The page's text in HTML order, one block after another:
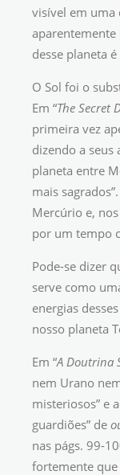
visível em uma
aparentemente
desse planeta
O Sol foi o
Em “The Secret
primeira vez
dizendo a seus
planeta entre
mais
Mercúrio e,
por um tempo
Pode-se dizer
serve como
energias
nosso planeta
Em “A Doutrina
nem Urano
misteriosos” e
guardiões” de
nas págs. 99-
fortemente que